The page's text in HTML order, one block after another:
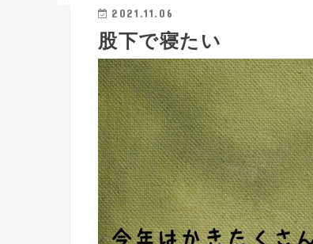
2021.11.06
股下で寝たい